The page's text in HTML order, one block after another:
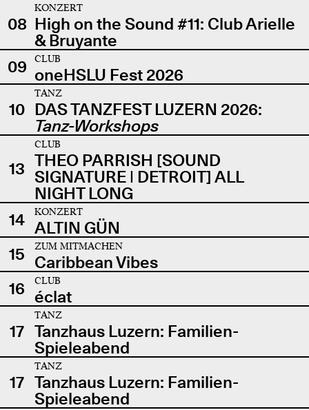
08
KONZERT
High on the Sound #11: Club Arielle
& Bruyante
09
CLUB
oneHSLU Fest 2026
10
TANZ
DAS TANZFEST LUZERN 2026:
Tanz-Workshops
13
CLUB
THEO PARRISH [SOUND
SIGNATURE | DETROIT] ALL
NIGHT LONG
14
KONZERT
ALTIN GÜN
15
ZUM MITMACHEN
Caribbean Vibes
16
CLUB
éclat
17
TANZ
Tanzhaus Luzern: Familien-
Spieleabend
17
TANZ
Tanzhaus Luzern: Familien-
Spieleabend